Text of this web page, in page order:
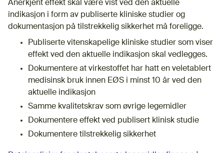
Anerkjent effekt skal være vist ved den aktuelle
indikasjon i form av publiserte kliniske studier og
dokumentasjon på tilstrekkelig sikkerhet må foreligge.
Publiserte vitenskapelige kliniske studier som viser
effekt ved den aktuelle indikasjon skal vedlegges.
Dokumentere at virkestoffet har hatt en veletablert
medisinsk bruk innen EØS i minst 10 år ved den
aktuelle indikasjon
Samme kvalitetskrav som øvrige legemidler
Dokumentere effekt ved publisert klinisk studie
Dokumentere tilstrekkelig sikkerhet